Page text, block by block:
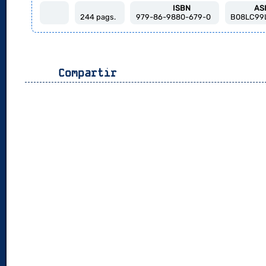
244 pags.
ISBN
979-86-9880-679-0
Compartir